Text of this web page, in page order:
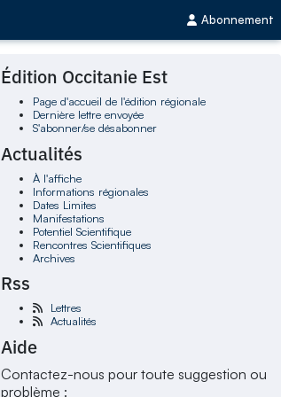
Abonnement
Édition Occitanie Est
Page d'accueil de l'édition régionale
Dernière lettre envoyée
S'abonner/se désabonner
Actualités
À l'affiche
Informations régionales
Dates Limites
Manifestations
Potentiel Scientifique
Rencontres Scientifiques
Archives
Rss
Lettres
Actualités
Aide
Contactez-nous pour toute suggestion ou
problème :